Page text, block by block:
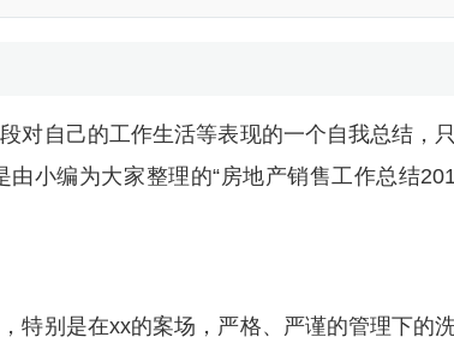
对自己的工作生活等表现的一个自我总结，只
小编为大家整理的“房地产销售工作总结
特别是在xx的案场，严格、严谨的管理下的